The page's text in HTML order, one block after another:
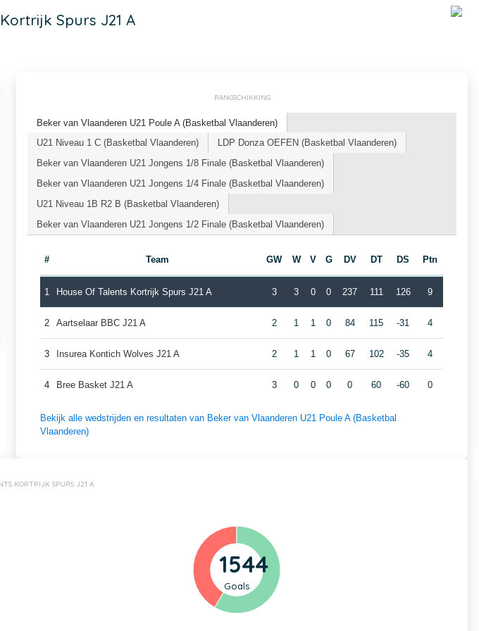
Spurs J21 A
RANGSCHIKKING
Beker van Vlaanderen U21 Poule A (Basketbal Vlaanderen)
U21 Niveau 1 C (Basketbal Vlaanderen)
LDP Donza OEFEN (Basketbal Vlaanderen)
Beker van Vlaanderen U21 Jongens 1/8 Finale (Basketbal Vlaanderen)
Beker van Vlaanderen U21 Jongens 1/4 Finale (Basketbal Vlaanderen)
U21 Niveau 1B R2 B (Basketbal Vlaanderen)
Beker van Vlaanderen U21 Jongens 1/2 Finale (Basketbal Vlaanderen)
# Team GW W V G DV DT DS Ptn
1 House Of Talents Kortrijk Spurs J21 A 3 3 0 0 237 111 126 9
2 Aartselaar BBC J21 A 2 1 1 0 84 115 -31 4
3 Insurea Kontich Wolves J21 A 2 1 1 0 67 102 -35 4
4 Bree Basket J21 A 3 0 0 0 0 60 -60 0
Bekijk alle wedstrijden en resultaten van Beker van Vlaanderen U21 Poule A (Basketbal
Vlaanderen)
KORTRIJK SPURS J21 A
1544
Goals